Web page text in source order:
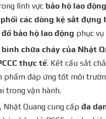
lĩnh vực bảo hộ lao
các dòng kệ sắt
bảo hộ lao động phục
chữa cháy của Nhật
thực tế. Kết cấu sắt
phẩm đáp ứng tốt môi
trong vận hành.
Quang cung cấp đa